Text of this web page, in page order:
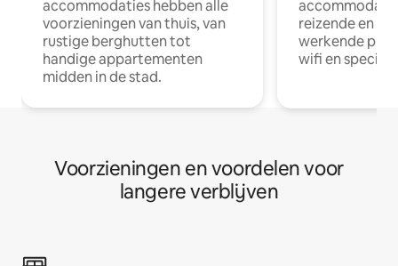
accommodaties hebben alle
voorzieningen van thuis, van
rustige berghutten tot
handige appartementen
midden in de stad.
reizende en
werkende
wifi en
Voorzieningen en voordelen voor
langere verblijven